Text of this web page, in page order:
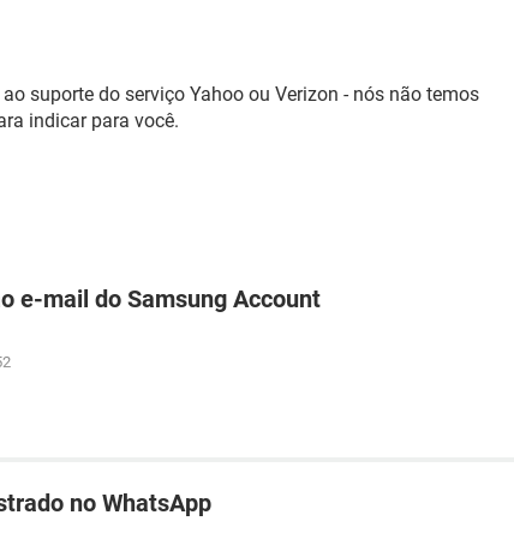
suporte do serviço Yahoo ou Verizon - nós não temos
indicar para você.
e-mail do Samsung Account
no WhatsApp